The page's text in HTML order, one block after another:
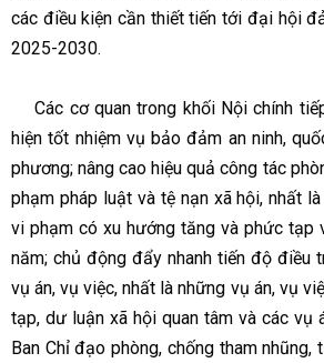
các điều kiện cần thiết tiến tới đại hội
2025-2030.
Các cơ quan trong khối Nội chính
hiện tốt nhiệm vụ bảo đảm an ninh,
phương; nâng cao hiệu quả công tác
phạm pháp luật và tệ nạn xã hội, nhất
vi phạm có xu hướng tăng và phức tạp
năm; chủ động đẩy nhanh tiến độ điều
vụ án, vụ việc, nhất là những vụ án, vụ
tạp, dư luận xã hội quan tâm và các vụ
Ban Chỉ đạo phòng, chống tham